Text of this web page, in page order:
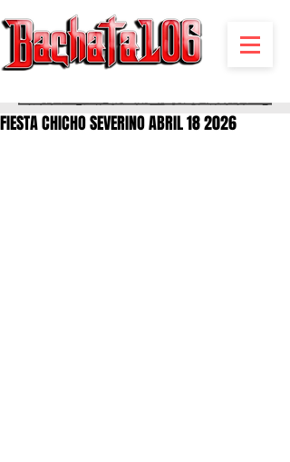
FIESTA CHICHO SEVERINO ABRIL 18 2026